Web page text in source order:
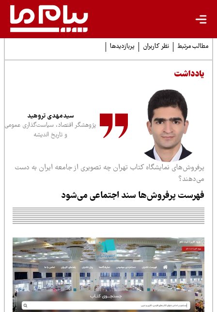
مرتبط نظر کاربران پربازدیدها
سیدمهدی تروهید
پژوهشگر اقتصاد، سیاست‌گذاری عمومی
و تاریخ اندیشه
نمایشگاه کتاب تهران چه تصویری از جامعه ایران به دست
پرفروش‌ها سند اجتماعی می‌شود